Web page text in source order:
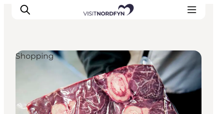
Eventkalender
Essen und Trinken
Shopping